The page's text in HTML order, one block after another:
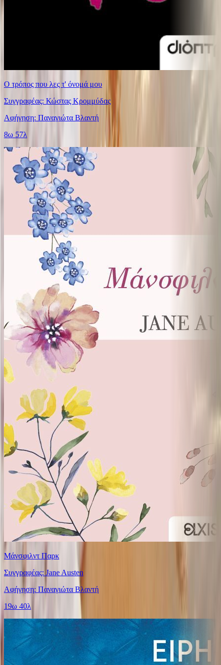
Ο τρόπος που λες τ' όνομά μου
Συγγραφέας: Κώστας Κρομμύδας
Αφήγηση: Παναγιώτα Βλαντή
8ω 57λ
Μάνσφιλντ Παρκ
Συγγραφέας: Jane Austen
Αφήγηση: Παναγιώτα Βλαντή
19ω 40λ